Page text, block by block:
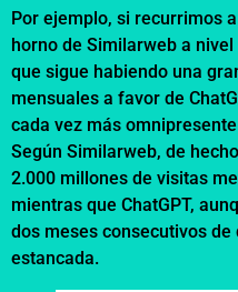
Por ejemplo, si recurrimos
horno de Similarweb a
que sigue habiendo una
mensuales a favor de
cada vez más
Según Similarweb, de
2.000 millones de visitas
mientras que ChatGPT,
dos meses consecutivos
estancada.